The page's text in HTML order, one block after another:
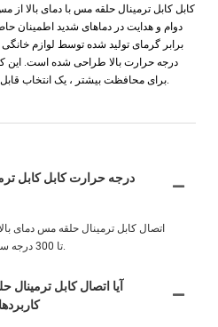
کابل کابل ترمینال حلقه مس با دمای بالا از
دوام و هدایت در دماهای شدید اطمینان
برابر گرمای تولید شده توسط لوازم
درجه حرارت بالا طراحی شده است. این
برای محافظت بیشتر ، یک انتخاب قابل اعتماد برای برنامه های مختلف است.
درجه حرارت کابل کابل
اتصال کابل ترمینال حلقه مس دمای
تا 300 درجه سانتیگراد رتبه بندی شده است.
آیا اتصال کابل ترمینال